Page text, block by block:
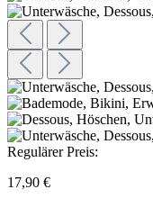
Regulärer Preis:
17,90 €